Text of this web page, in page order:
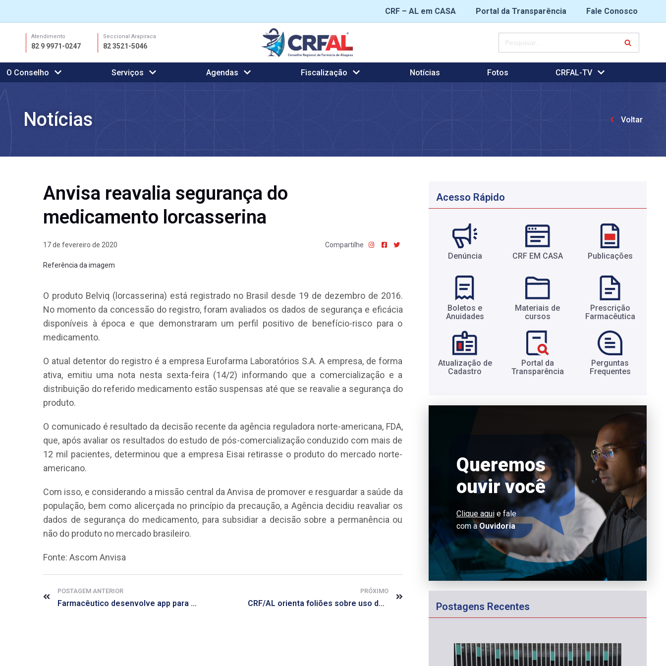
CRF – AL em CASA Portal da Transparência
Fale Conosco
conteúdo
Atendimento
82 9 9971-0247
Seccional Arapiraca
82 3521-5046
O Conselho Serviços Agendas Fiscalização Notícias Fotos CRFAL-TV
Notícias Voltar
Anvisa reavalia segurança do
medicamento lorcasserina
17 de fevereiro de 2020 Compartilhe
Referência da imagem
O produto Belviq (lorcasserina) está registrado no Brasil desde 19 de dezembro de 2016.
No momento da concessão do registro, foram avaliados os dados de segurança e eficácia
disponíveis à época e que demonstraram um perfil positivo de benefício-risco para o
medicamento.
O atual detentor do registro é a empresa Eurofarma Laboratórios S.A. A empresa, de forma
ativa, emitiu uma nota nesta sexta-feira (14/2) informando que a comercialização e a
distribuição do referido medicamento estão suspensas até que se reavalie a segurança do
produto.
O comunicado é resultado da decisão recente da agência reguladora norte-americana, FDA,
que, após avaliar os resultados do estudo de pós-comercialização conduzido com mais de
12 mil pacientes, determinou que a empresa Eisai retirasse o produto do mercado norte-
americano.
Com isso, e considerando a missão central da Anvisa de promover e resguardar a saúde da
população, bem como alicerçada no princípio da precaução, a Agência decidiu reavaliar os
dados de segurança do medicamento, para subsidiar a decisão sobre a permanência ou
não do produto no mercado brasileiro.
Fonte: Ascom Anvisa
POSTAGEM ANTERIOR
Farmacêutico desenvolve app para simplificar diagnóstico de anemia ferropriva e talassemia menor
PRÓXIMO
CRF/AL orienta foliões sobre uso de medicamentos durante o carnaval
Acesso Rápido
Denúncia CRF EM CASA Publicações
Boletos e
Anuidades​
Materiais de
cursos​
Prescrição
Farmacêutica​
Atualização de
Cadastro​
Portal da
Transparência​
Perguntas
Frequentes​
Queremos
ouvir você
Clique aquie fale
com aOuvidoria
Postagens Recentes